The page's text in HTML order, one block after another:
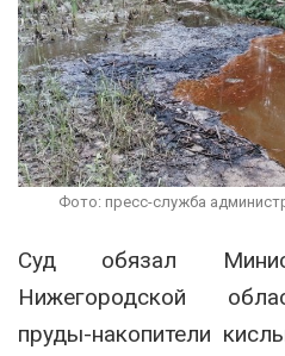
Фото: пресс-служба
Суд обязал
Нижегородской
пруды-накопители